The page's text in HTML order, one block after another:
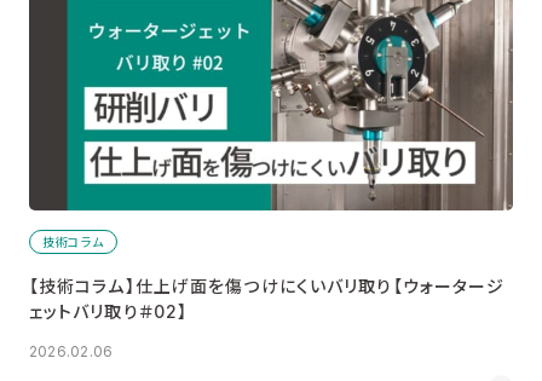
技術コラム
【技術コラム】仕上げ面を傷つけにくいバリ取り【ウォータージ
ェットバリ取り＃02】
2026.02.06